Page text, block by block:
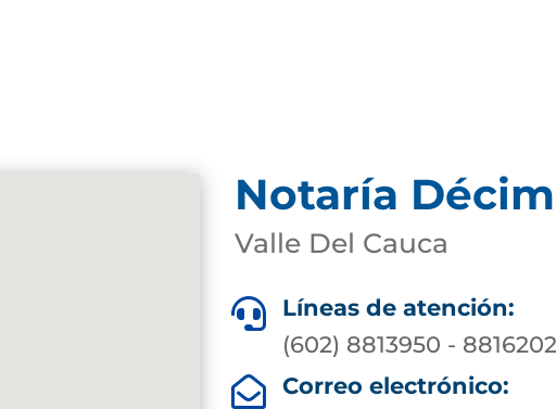
Notaría
Valle Del Cauca

Líneas de atención:
(602) 8813950 -

Correo electrónico: